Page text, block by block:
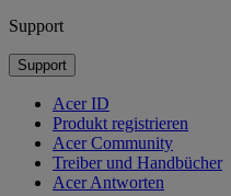
Support
Support
Acer ID
Produkt registrieren
Acer Community
Treiber und Handbücher
Acer Antworten